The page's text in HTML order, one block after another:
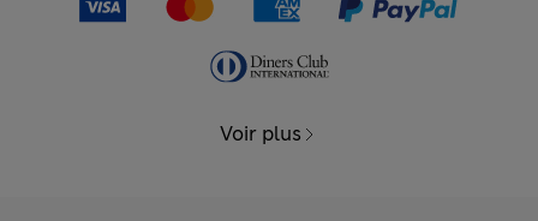
Voir plus